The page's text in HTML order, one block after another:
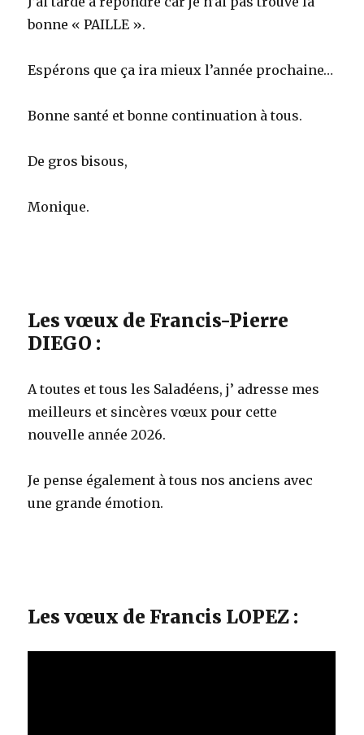
bonne « PAILLE ».
Espérons que ça ira mieux l’année prochaine…
Bonne santé et bonne continuation à tous.
De gros bisous,
Monique.
Les vœux de Francis-Pierre
DIEGO :
A toutes et tous les Saladéens, j’ adresse mes
meilleurs et sincères vœux pour cette
nouvelle année 2026.
Je pense également à tous nos anciens avec
une grande émotion.
Les vœux de Francis LOPEZ :